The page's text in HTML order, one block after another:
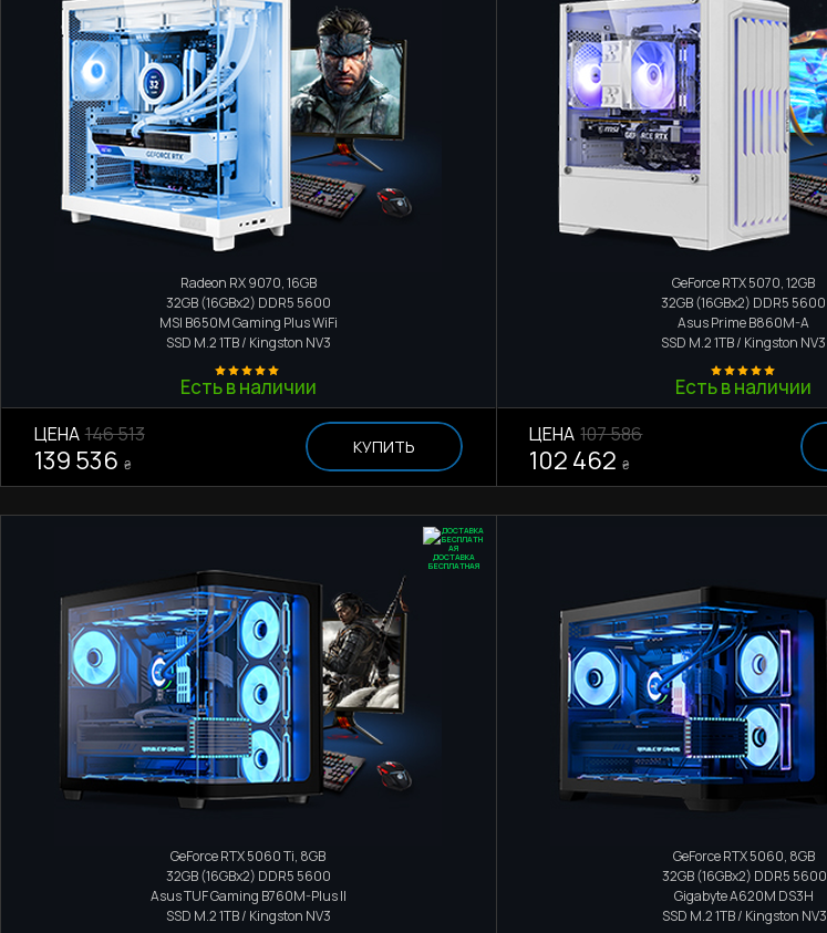
Игровой компьютер
Radeon RX 9070, 16GB
32GB (16GBx2) DDR5 5600
MSI B650M Gaming Plus WiFi
SSD M.21TB / Kingston NV3
Есть в наличии
ЦЕНА 146 513
139 536 ₴
КУПИТЬ
Игровой компьютер
GeForce RTX 5070, 12GB
32GB (16GBx2) DDR5 5600
Asus Prime B860M-A
SSD M.21TB / Kingston NV3
Есть в наличии
ЦЕНА 107 586
102 462 ₴
ДОСТАВКА
БЕСПЛАТНАЯ
Игровой компьютер
GeForce RTX 5060 Ti, 8GB
32GB (16GBx2) DDR5 5600
Asus TUF Gaming B760M-Plus II
SSD M.21TB / Kingston NV3
Игровой компьютер
GeForce RTX 5060, 8GB
32GB (16GBx2) DDR5 5600
Gigabyte A620M DS3H
SSD M.21TB / Kingston NV3